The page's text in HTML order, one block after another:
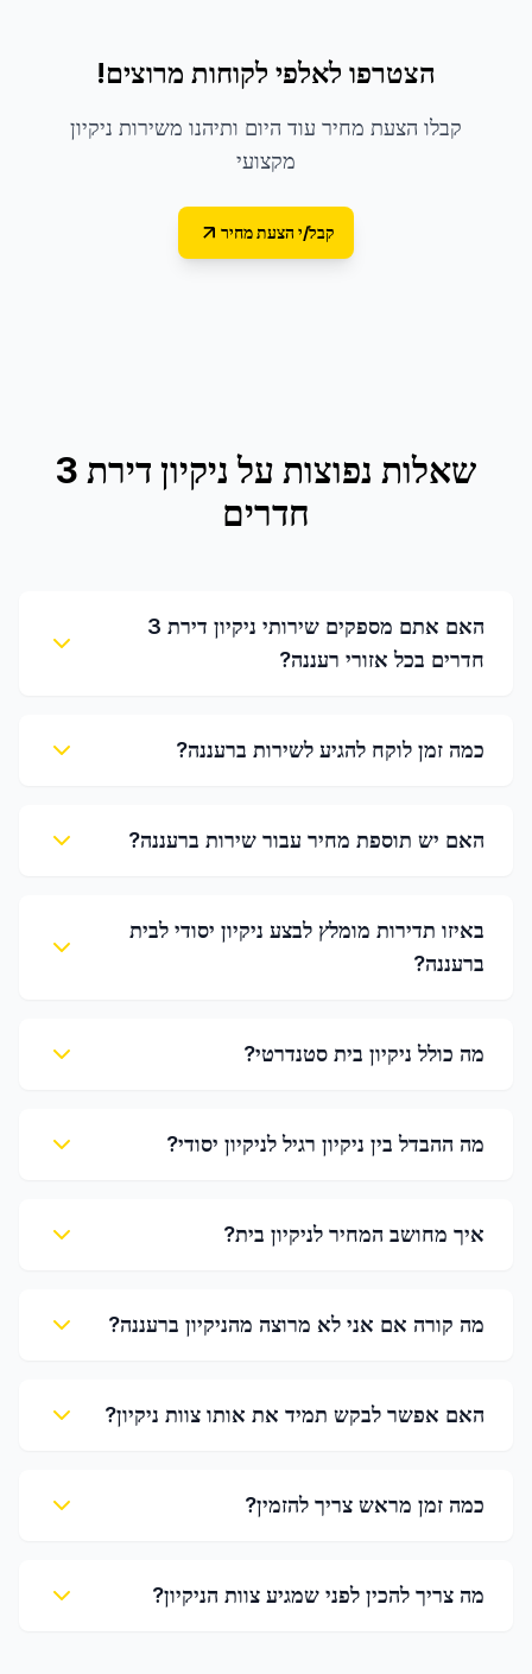
הצטרפו לאלפי לקוחות מרוצים!
קבלו הצעת מחיר עוד היום ותיהנו משירות ניקיון
מקצועי
קבל/י הצעת מחיר
שאלות נפוצות על
ניקיון דירת 3
חדרים
האם אתם מספקים שירותי ניקיון דירת 3
חדרים בכל אזורי רעננה?
כמה זמן לוקח להגיע לשירות ברעננה?
האם יש תוספת מחיר עבור שירות ברעננה?
באיזו תדירות מומלץ לבצע ניקיון יסודי לבית
ברעננה?
מה כולל ניקיון בית סטנדרטי?
מה ההבדל בין ניקיון רגיל לניקיון יסודי?
איך מחושב המחיר לניקיון בית?
מה קורה אם אני לא מרוצה מהניקיון ברעננה?
האם אפשר לבקש תמיד את אותו צוות ניקיון?
כמה זמן מראש צריך להזמין?
מה צריך להכין לפני שמגיע צוות הניקיון?